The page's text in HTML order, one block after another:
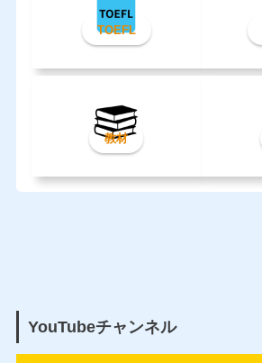
TOEFL
教材
YouTubeチャンネル